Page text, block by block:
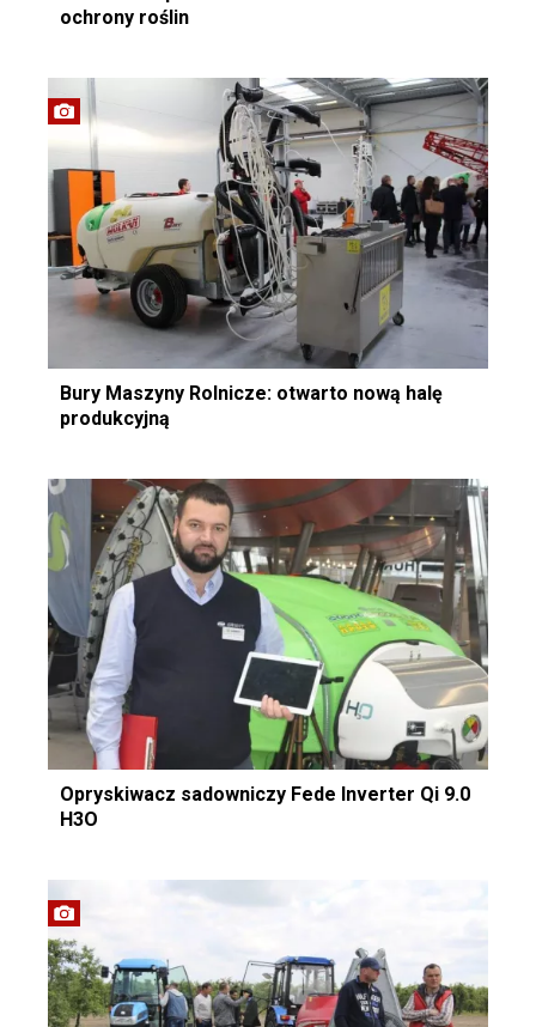
ochrony roślin
Bury Maszyny Rolnicze: otwarto nową halę
produkcyjną
Opryskiwacz sadowniczy Fede Inverter Qi 9.0
H3O